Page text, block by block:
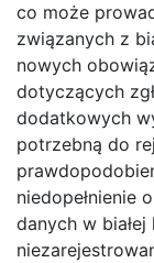
co może
związanych z
nowych
dotyczących
dodatkowych
potrzebną do
niedopełnienie
danych w